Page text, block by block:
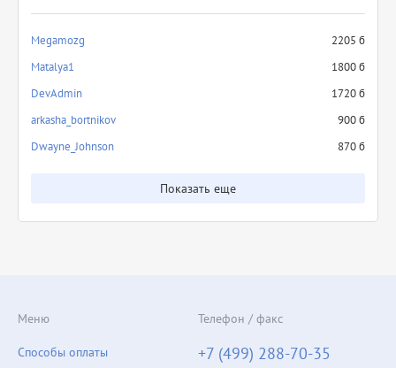
Megamozg
2205 б
Matalya1
1800 б
DevAdmin
1720 б
arkasha_bortnikov
900 б
Dwayne_Johnson
870 б
Показать еще
Меню
Способы оплаты
Телефон / факс
+7 (499) 288-70-35